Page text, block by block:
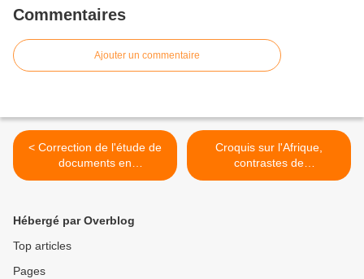
Commentaires
Ajouter un commentaire
< Correction de l'étude de
documents en
géographieTerminales S2 et
Croquis sur l'Afrique,
contrastes de
développement et inégale
Hébergé par Overblog
Top articles
Pages